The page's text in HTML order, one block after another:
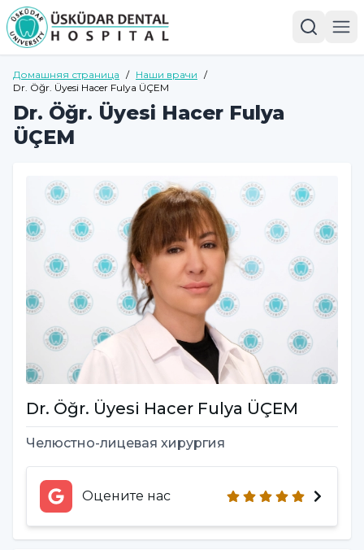
Домашняя страница / Наши врачи /
Dr. Öğr. Üyesi Hacer Fulya ÜÇEM
Dr. Öğr. Üyesi Hacer Fulya
ÜÇEM
Dr. Öğr. Üyesi Hacer Fulya ÜÇEM
Челюстно-лицевая хирургия
Оцените нас